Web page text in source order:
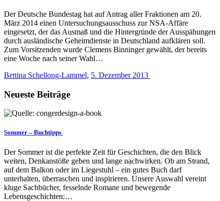
Der Deutsche Bundestag hat auf Antrag aller Fraktionen am 20.
März 2014 einen Untersuchungsausschuss zur NSA-Affäre
eingesetzt, der das Ausmaß und die Hintergründe der Ausspähungen
durch ausländische Geheimdienste in Deutschland aufklären soll.
Zum Vorsitzenden wurde Clemens Binninger gewählt, der bereits
eine Woche nach seiner Wahl…
Bettina Schellong-Lammel, 5. Dezember 2013
Neueste Beiträge
Sommer – Buchtipps
Der Sommer ist die perfekte Zeit für Geschichten, die den Blick
weiten, Denkanstöße geben und lange nachwirken. Ob am Strand,
auf dem Balkon oder im Liegestuhl – ein gutes Buch darf
unterhalten, überraschen und inspirieren. Unsere Auswahl vereint
kluge Sachbücher, fesselnde Romane und bewegende
Lebensgeschichten:…